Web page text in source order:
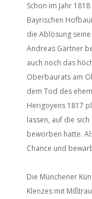
Schon im Jahr
Bayrischen
die Ablösung
Andreas Gärtner
auch noch das
Oberbaurats am
dem Tod des
Herigoyens 1817
lassen, auf die
beworben hatte.
Chance und
Die Münchener
Klenzes mit